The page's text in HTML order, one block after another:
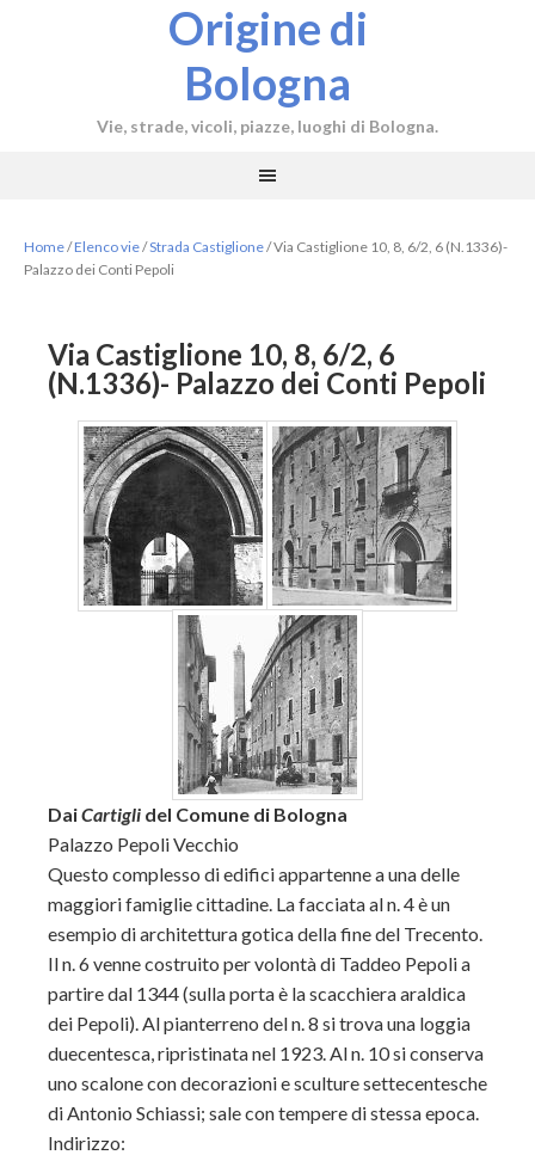
Origine di
Bologna
Vie, strade, vicoli, piazze, luoghi di Bologna.
Home/Elenco vie/Strada Castiglione/Via Castiglione 10, 8, 6/2, 6 (N.1336)-
Palazzo dei Conti Pepoli
Via Castiglione 10, 8, 6/2, 6
(N.1336)- Palazzo dei Conti Pepoli
DaiCartigli del Comune di Bologna
Palazzo Pepoli Vecchio
Questo complesso di edifici appartenne a una delle
maggiori famiglie cittadine. La facciata al n. 4 è un
esempio di architettura gotica della fine del Trecento.
Il n. 6 venne costruito per volontà di Taddeo Pepoli a
partire dal 1344 (sulla porta è la scacchiera araldica
dei Pepoli). Al pianterreno del n. 8 si trova una loggia
duecentesca, ripristinata nel 1923. Al n. 10 si conserva
uno scalone con decorazioni e sculture settecentesche
di Antonio Schiassi; sale con tempere di stessa epoca.
Indirizzo: